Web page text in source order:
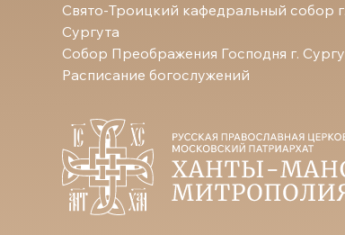
Свято-Троицкий кафедральный собор г.
Сургута
Собор Преображения Господня г.
Расписание богослужений